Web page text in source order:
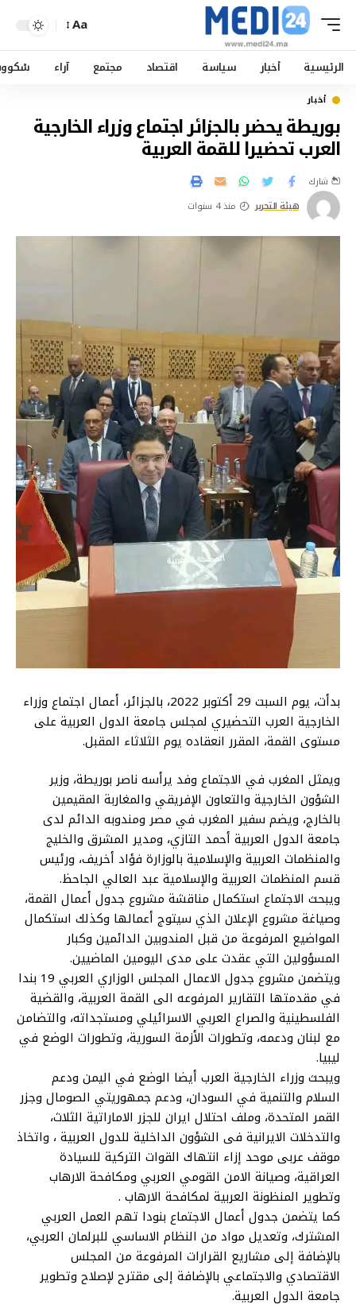
Aa
الرئيسية أخبار سياسة اقتصاد مجتمع آراء
أخبار
بوريطة يحضر بالجزائر اجتماع وزراء الخارجية
العرب تحضيرا للقمة العربية
هيئة التحرير منذ 4 سنوات
شارك
بدأت، يوم السبت 29 أكتوبر 2022، بالجزائر، أعمال اجتماع وزراء
الخارجية العرب التحضيري لمجلس جامعة الدول العربية على
مستوى القمة، المقرر انعقاده يوم الثلاثاء المقبل.
ويمثل المغرب في الاجتماع وفد يرأسه ناصر بوريطة، وزير
الشؤون الخارجية والتعاون الإفريقي والمغاربة المقيمين
بالخارج، ويضم سفير المغرب في مصر ومندوبه الدائم لدى
جامعة الدول العربية أحمد التازي، ومدير المشرق والخليج
والمنظمات العربية والإسلامية بالوزارة فؤاد أخريف، ورئيس
قسم المنظمات العربية والإسلامية عبد العالي الجاحظ.
ويبحث الاجتماع استكمال مناقشة مشروع جدول أعمال القمة،
وصياغة مشروع الإعلان الذي سيتوج أعمالها وكذلك استكمال
المواضيع المرفوعة من قبل المندوبين الدائمين وكبار
المسؤولين التي عقدت على مدى اليومين الماضيين.
ويتضمن مشروع جدول الاعمال المجلس الوزاري العربي 19 بندا
في مقدمتها التقارير المرفوعه الى القمة العربية، والقضية
الفلسطينية والصراع العربي الاسرائيلي ومستجداته، والتضامن
مع لبنان ودعمه، وتطورات الأزمة السورية، وتطورات الوضع في
ليبيا.
ويبحث وزراء الخارجية العرب أيضا الوضع في اليمن ودعم
السلام والتنمية في السودان، ودعم جمهوريتي الصومال وجزر
القمر المتحدة، وملف احتلال ايران للجزر الاماراتية الثلاث،
والتدخلات الايرانية فى الشؤون الداخلية للدول العربية ، واتخاذ
موقف عربى موحد إزاء انتهاك القوات التركية للسيادة
العراقية، وصيانة الامن القومي العربي ومكافحة الارهاب
وتطوير المنظونة العربية لمكافحة الارهاب .
كما يتضمن جدول أعمال الاجتماع بنودا تهم العمل العربي
المشترك، وتعديل مواد من النظام الاساسي للبرلمان العربي،
بالإضافة إلى مشاريع القرارات المرفوعة من المجلس
الاقتصادي والاجتماعي بالإضافة إلى مقترح لإصلاح وتطوير
جامعة الدول العربية.